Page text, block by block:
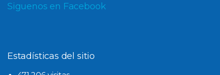
Siguenos en Facebook
Estadísticas del sitio